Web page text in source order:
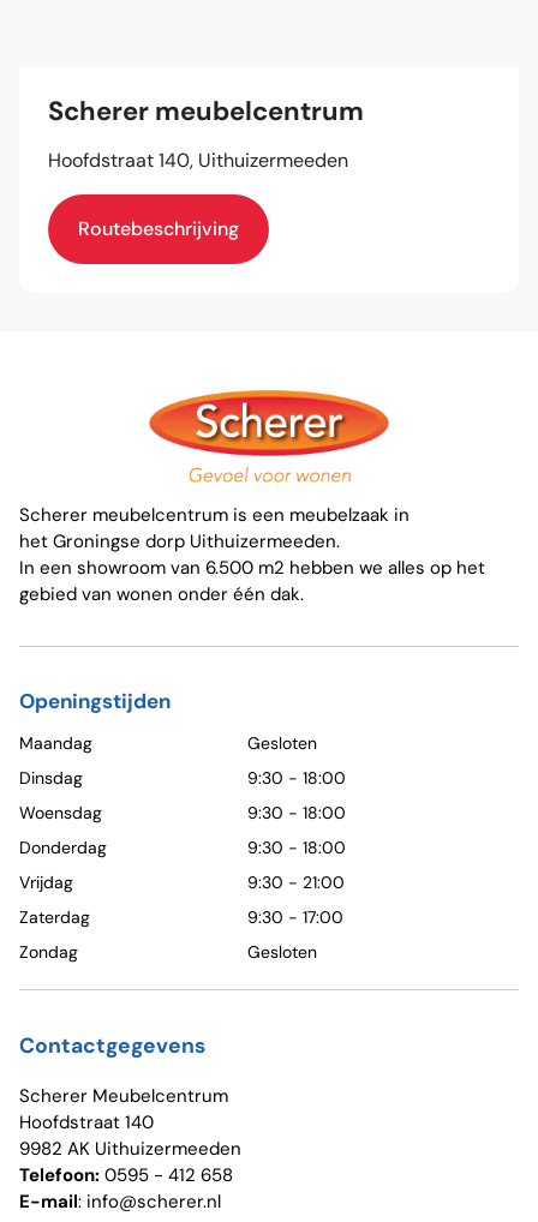
Scherer meubelcentrum
Hoofdstraat 140, Uithuizermeeden
Routebeschrijving
Scherer meubelcentrum is een meubelzaak in
het Groningse dorp Uithuizermeeden.
In een showroom van 6.500 m2 hebben we alles op het
gebied van wonen onder één dak.
Openingstijden
Maandag
Gesloten
Dinsdag
9:30 - 18:00
Woensdag
9:30 - 18:00
Donderdag
9:30 - 18:00
Vrijdag
9:30 - 21:00
Zaterdag
9:30 - 17:00
Zondag
Gesloten
Contactgegevens
Scherer Meubelcentrum
Hoofdstraat 140
9982 AK Uithuizermeeden
Telefoon: 0595 - 412 658
E-mail: info@scherer.nl